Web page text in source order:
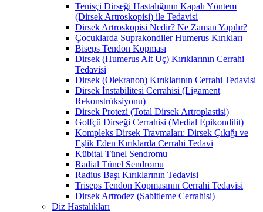
Tenisçi Dirseği Hastalığının Kapalı Yöntem
(Dirsek Artroskopisi) ile Tedavisi
Dirsek Artroskopisi Nedir? Ne Zaman Yapılır?
Çocuklarda Suprakondiler Humerus Kırıkları
Biseps Tendon Kopması
Dirsek (Humerus Alt Uç) Kırıklarının Cerrahi
Tedavisi
Dirsek (Olekranon) Kırıklarının Cerrahi Tedavisi
Dirsek İnstabilitesi Cerrahisi (Ligament
Rekonstrüksiyonu)
Dirsek Protezi (Total Dirsek Artroplastisi)
Golfçü Dirseği Cerrahisi (Medial Epikondilit)
Kompleks Dirsek Travmaları: Dirsek Çıkığı ve
Eşlik Eden Kırıklarda Cerrahi Tedavi
Kübital Tünel Sendromu
Radial Tünel Sendromu
Radius Başı Kırıklarının Tedavisi
Triseps Tendon Kopmasının Cerrahi Tedavisi
Dirsek Artrodez (Sabitleme Cerrahisi)
Diz Hastalıkları